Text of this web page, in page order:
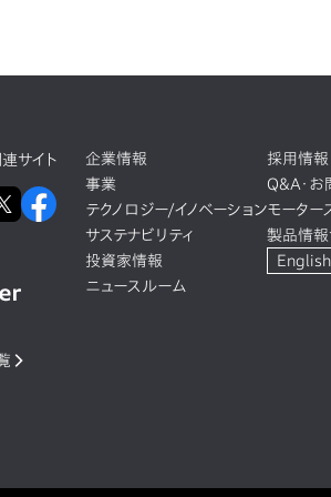
サイト
企業情報
事業
テクノロジー/イノベーション
サステナビリティ
投資家情報
ニュースルーム
採用情報
Q&A・
モーター
製品情報
English